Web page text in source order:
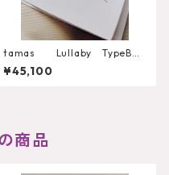
tamas Lullaby TypeB
ブローチ
¥45,100
商品